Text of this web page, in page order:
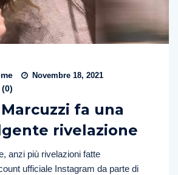
Novembre 18, 2021
(0)
fa una
rivelazione
anzi più rivelazioni fatte
ufficiale Instagram da parte di